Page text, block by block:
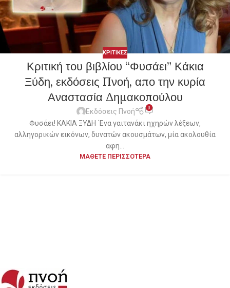
ΚΡΙΤΙΚΕΣ
Κριτική του βιβλίου “Φυσάει” Κάκια
Ξύδη, εκδόσεις Πνοή, απο την κυρία
Αναστασία Δημακοπούλου
Εκδόσεις Πνοή 0
Φυσάει! ΚΑΚΙΑ ΞΥΔΗ ΄Ενα γαιτανάκι ηχηρών λέξεων,
αλληγορικών εικόνων, δυνατών ακουσμάτων, μία ακολουθία
αφη...
ΜΑΘΕΤΕ ΠΕΡΙΣΣΟΤΕΡΑ